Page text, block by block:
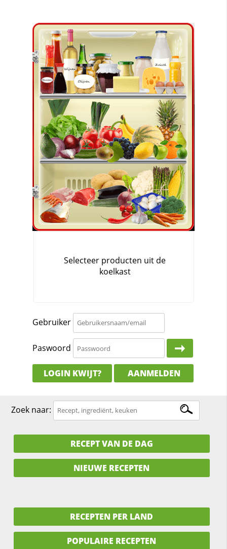
Gebruiker
Paswoord
LOGIN KWIJT? AANMELDEN
Zoek naar:
RECEPT VAN DE DAG
NIEUWE RECEPTEN
RECEPTEN PER LAND
POPULAIRE RECEPTEN